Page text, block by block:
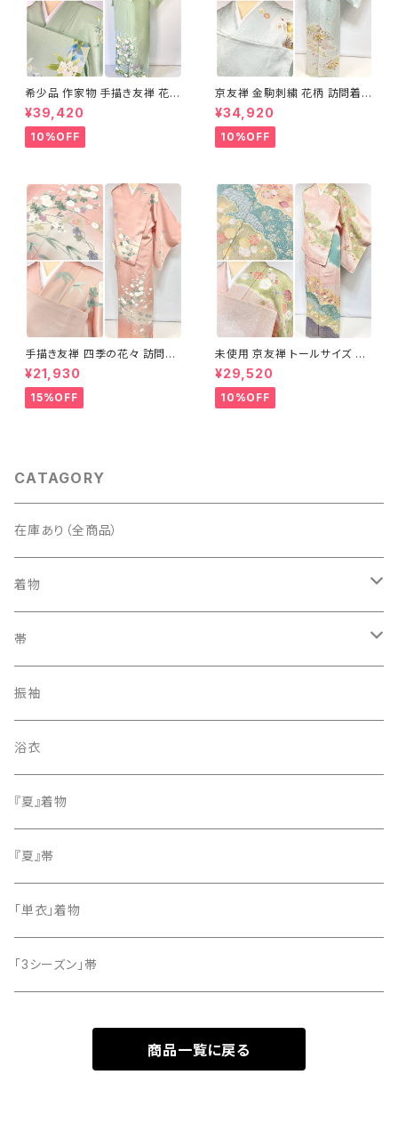
希少品 作家物 手描き友禅 花鳥
文 椿 沈丁花 訪問着 正絹 袷 黄
緑 青 白 1418
¥39,420
10%OFF
京友禅 金駒刺繍 花柄 訪問着
正絹 水色 黄緑 パステルカラー
アイスグリーン 1433
¥34,920
10%OFF
手描き友禅 四季の花々 訪問着
袷 正絹 サーモンピンク クリー
ム 白 桃花色 1434
¥21,930
15%OFF
未使用 京友禅 トールサイズ 染
め分け 金彩 訪問着 袷 正絹 ピ
ンク 黄緑 紫 黄色 1438
¥29,520
10%OFF
CATAGORY
在庫あり（全商品）
着物
訪問着・付下げ
紬
色無地
小紋
留袖
帯
袋帯
名古屋帯
振袖
浴衣
『夏』着物
『夏』帯
「単衣」着物
「3シーズン」帯
商品一覧に戻る